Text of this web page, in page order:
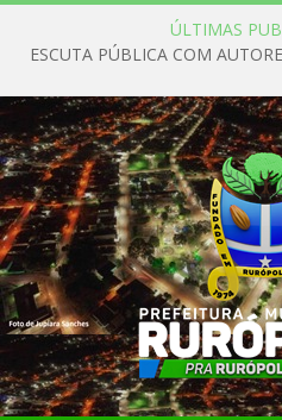
ÚLTIMAS